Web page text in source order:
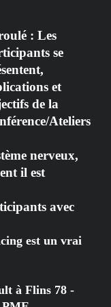
: Les
se
et
de la
Ateliers
nerveux,
il est
avec
est un vrai
à Flins 78 -